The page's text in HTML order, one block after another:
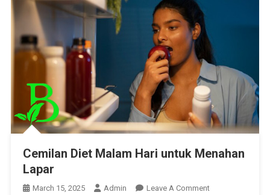
Cemilan Diet Malam Hari untuk Menahan
Lapar
March 15, 2025 Admin Leave A CommentOn